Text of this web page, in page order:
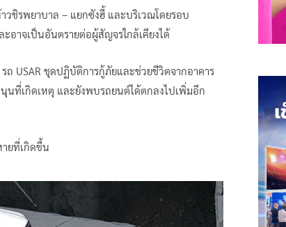
วชิรพยาบาล – แยกซังฮี้ และบริเวณโดยรอบ
อาจเป็นอันตรายต่อผู้สัญจรใกล้เคียงได้
USAR ชุดปฏิบัติการกู้ภัยและช่วยชีวิตจากอาคาร
ที่เกิดเหตุ และยังพบรถยนต์ได้ตกลงไปเพิ่มอีก
ยที่เกิดขึ้น